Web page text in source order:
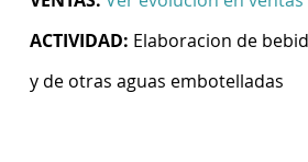
ACTIVIDAD: Elaboracion de
y de otras aguas embotelladas